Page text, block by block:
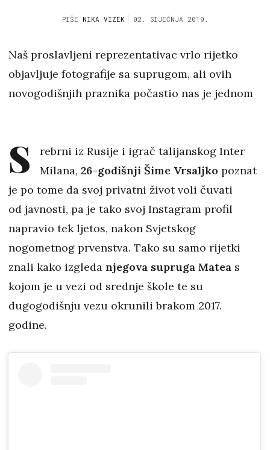
PIŠE NIKA VIZEK 02. SIJEČNJA 2019.
Naš proslavljeni reprezentativac vrlo rijetko
objavljuje fotografije sa suprugom, ali ovih
novogodišnjih praznika počastio nas je jednom
S
rebrni iz Rusije i igrač talijanskog Inter
Milana, 26-godišnji Šime Vrsaljko poznat
je po tome da svoj privatni život voli čuvati
od javnosti, pa je tako svoj Instagram profil
napravio tek ljetos, nakon Svjetskog
nogometnog prvenstva. Tako su samo rijetki
znali kako izgleda njegova supruga Matea s
kojom je u vezi od srednje škole te su
dugogodišnju vezu okrunili brakom 2017.
godine.